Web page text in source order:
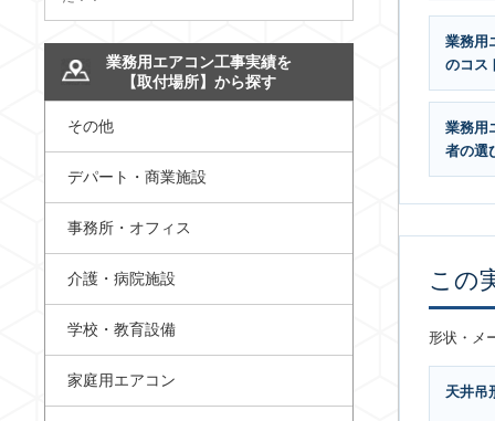
業務用
のコス
業務用
者の選
この
形状・メ
天井吊
業務用エアコン工事実績を
【取付場所】から探す
その他
デパート・商業施設
事務所・オフィス
介護・病院施設
学校・教育設備
家庭用エアコン